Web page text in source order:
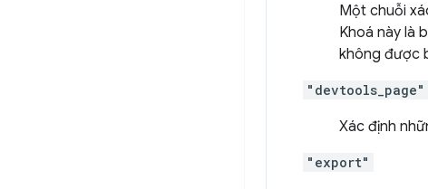
Một chuỗi
Khoá này là
không được
"devtools_page"
Xác định
"export"